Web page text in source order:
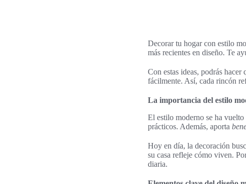
Decorar tu hogar con estilo
más recientes en diseño. Te
Con estas ideas, podrás hacer
fácilmente. Así, cada rincón
La importancia del estilo
El estilo moderno se ha
prácticos. Además, aporta
Hoy en día, la decoración
su casa refleje cómo viven.
diaria.